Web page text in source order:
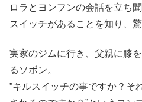
ロラとヨンフンの会話を立ち
スイッチがあることを知り、驚
実家のジムに行き、父親に膝
るソボン。
”キルスイッチの事ですか？そ